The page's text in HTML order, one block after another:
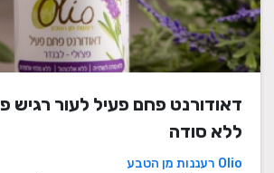
דאודורנט פחם פעיל לעור רגיש
ללא סודה
Olio רעננות מן הטבע